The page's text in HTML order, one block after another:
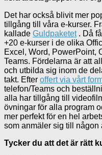
Det har också blivit mer
tillgång till våra e-kurser.
kallade Guldpaketet. Då
+20 e-kurser i de olika
Excel, Word, PowerPoint,
Teams. Fördelarna är att
och utbilda sig inom de
takt. Efter offert via vårt
telefon/Teams och
alla har tillgång till
övningar för alla program
mer perfekt för en hel
som anmäler sig till någon
Tycker du att det är rätt